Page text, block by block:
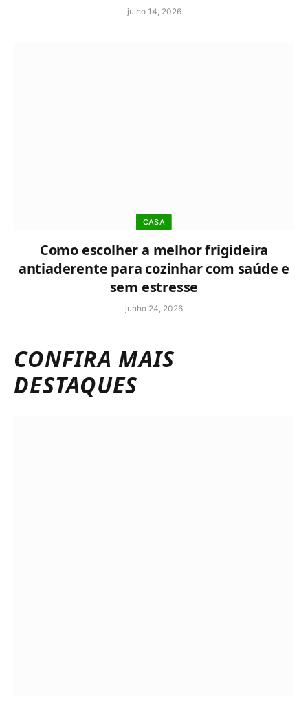
julho 14, 2026
CASA
Como escolher a melhor frigideira
antiaderente para cozinhar com saúde e
sem estresse
junho 24, 2026
CONFIRA MAIS
DESTAQUES